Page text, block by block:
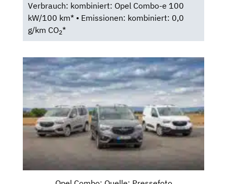
Verbrauch: kombiniert: Opel Combo-e 100
kW/100 km* • Emissionen: kombiniert: 0,0
g/km CO2*